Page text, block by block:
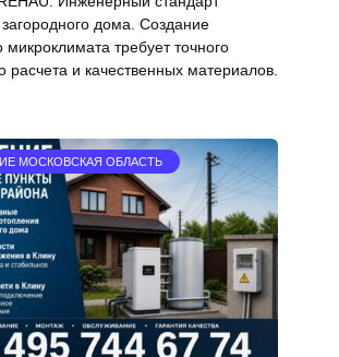
дома. Создание
микроклимата требует точного
расчета и качественных материалов.
МОСКОВСКАЯ ОБЛАСТЬ